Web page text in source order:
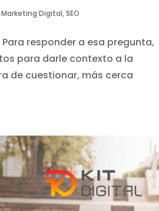
Marketing Digital,SEO
responder a esa pregunta,
para darle contexto a la
de cuestionar, más cerca